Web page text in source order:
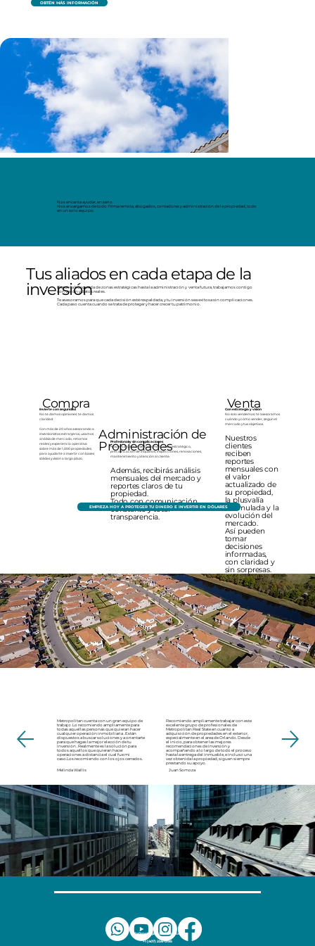
OBTÉN MÁS INFORMACIÓN
Nos encanta ayudar, en serio.
Nos encargamos de todo: firma remota, abogados, contadores y administración de la propiedad, todo
en un solo equipo.
Tus aliados en cada etapa de la
inversión
Desde la búsqueda de zonas estratégicas hasta la administración y venta futura, trabajamos contigo
con visión y datos reales.
Te asesoramos para que cada decisión esté respaldada, y tu inversión sea exitosa sin complicaciones.
Cada paso cuenta cuando se trata de proteger y hacer crecer tu patrimonio.
Compra
Invierte con seguridad
No te damos opiniones: te damos
claridad.
Con más de 20 años asesorando a
inversionistas extranjeros, usamos
análisis de mercado, retornos
reales y experiencia operativa
sobre más de 1,000 propiedades
para ayudarte a invertir con bases
sólidas y visión a largo plazo.
Venta
Con estrategia y visión
No solo vendemos: te asesoramos
cuándo y cómo vender, según el
mercado y tus objetivos.
Nuestros
clientes
reciben
reportes
mensuales con
el valor
actualizado de
su propiedad,
la plusvalía
acumulada y la
evolución del
mercado.
Así pueden
tomar
decisiones
informadas,
con claridad y
sin sorpresas.
Administración de
Propiedades
Profesional y sin complicaciones
Nos encargamos de todo: mercadeo estratégico,
precalificación de inquilinos, inspecciones, renovaciones,
mantenimiento y atención al cliente.
Además, recibirás análisis
mensuales del mercado y
reportes claros de tu
propiedad.
Todo con comunicación
constante y total
transparencia.
EMPIEZA HOY A PROTEGER TU DINERO E INVERTIR EN DÓLARES
Invierte con seguridad
No te damos opiniones: te damos
claridad.
Con más de 20 años asesorando a
inversionistas extranjeros, usamos
análisis de mercado, retornos
reales y experiencia operativa
sobre más de 1,000 propiedades
para ayudarte a invertir con bases
sólidas y visión a largo plazo.
Metropolitan cuenta con un gran equipo de
trabajo .Lo recomiendo ampliamente para
todas aquellas personas que quieran hacer
cualquier operación inmobiliaria . Están
dispuestos a buscar soluciones y a orientarte
para que hagas la mejor elección de tu
inversión . Realmente es la solución para
todos aquellos que quieran hacer
operaciones a distancia el cual fue mi
caso.Los recomiendo con los ojos cerrados.
Melinda Wallis
Recomiendo ampliamente trabajar con este
excelente grupo de profesionales de
Metropolitan Real State en cuanto a
adquisición de propiedades en el exterior,
especialmente en el area de Orlando. Desde
el inicio, para obtener las mejores
recomendaciones de inversión y
acompañando a lo largo de todo el proceso
hasta la entrega del inmueble, e incluso una
vez obtenida la propiedad, siguen siempre
prestando su apoyo.
Juan Somoza
info@metropolitan-florida.com
+1 (407) 256-0195